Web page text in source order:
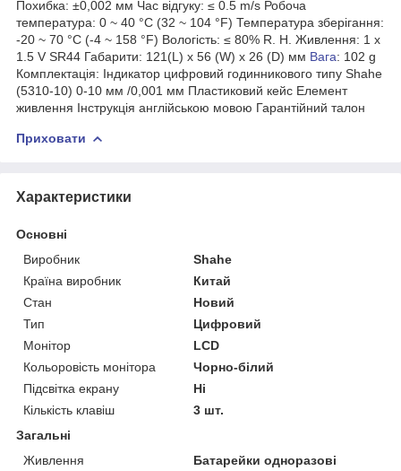
Похибка: ±0,002 мм Час відгуку: ≤ 0.5 m/s Робоча
температура: 0 ~ 40 °C (32 ~ 104 °F) Температура зберігання:
-20 ~ 70 °C (-4 ~ 158 °F) Вологість: ≤ 80% R. H. Живлення: 1 x
1.5 V SR44 Габарити: 121(L) x 56 (W) x 26 (D) мм Вага: 102 g
Комплектація: Індикатор цифровий годинникового типу Shahe
(5310-10) 0-10 мм /0,001 мм Пластиковий кейс Елемент
живлення Інструкція англійською мовою Гарантійний талон
Приховати
Характеристики
Основні
Виробник
Shahe
Країна виробник
Китай
Стан
Новий
Тип
Цифровий
Монітор
LCD
Кольоровість монітора
Чорно-білий
Підсвітка екрану
Ні
Кількість клавіш
3 шт.
Загальні
Живлення
Батарейки одноразові